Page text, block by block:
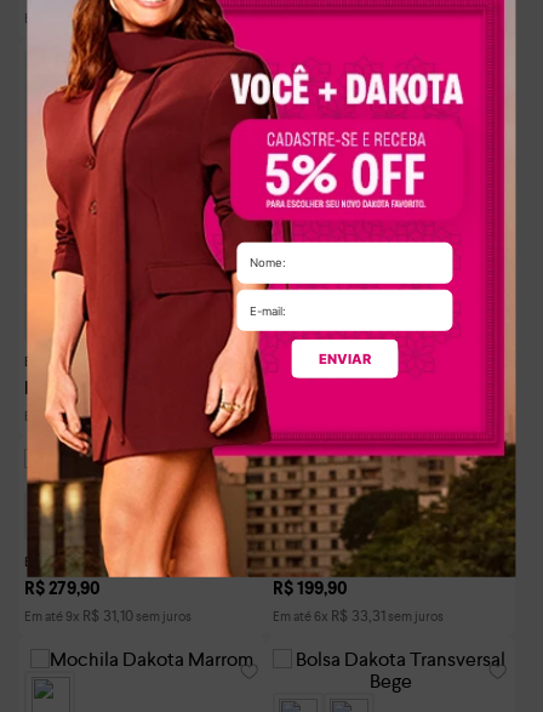
ENVIAR
Em até
6xR$33,31sem juros
Em até10xR$29,99sem juros
Bolsa Dakota Transversal Bege
249,
Em até8xR$ 31
Bolsa Dakota Preta
Bolsa Dakota Transversal Caramelo
R$ 279,90
Em até 9x R$ 31,10 sem juros
Bolsa Dakota Transversal Bege
R$ 199,90
Em até 6x R$ 33,31 sem juros